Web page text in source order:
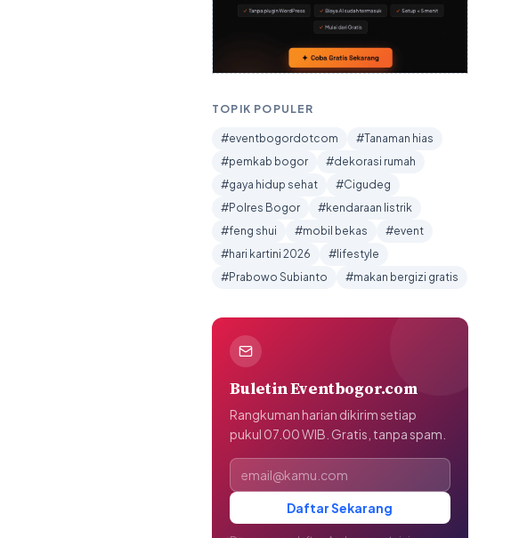
TOPIK POPULER
#eventbogordotcom
#Tanaman hias
#pemkab bogor
#dekorasi rumah
#gaya hidup sehat
#Cigudeg
#Polres Bogor
#kendaraan listrik
#feng shui
#mobil bekas
#event
#hari kartini 2026
#lifestyle
#Prabowo Subianto
#makan bergizi gratis
Buletin Eventbogor.com
Rangkuman harian dikirim setiap
pukul 07.00 WIB. Gratis, tanpa spam.
Alamat email
Daftar Sekarang